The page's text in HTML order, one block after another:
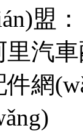
盟
里汽
網